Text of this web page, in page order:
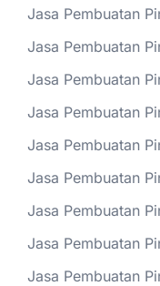
Jasa Pembuatan
Jasa Pembuatan
Jasa Pembuatan
Jasa Pembuatan
Jasa Pembuatan
Jasa Pembuatan
Jasa Pembuatan
Jasa Pembuatan
Jasa Pembuatan